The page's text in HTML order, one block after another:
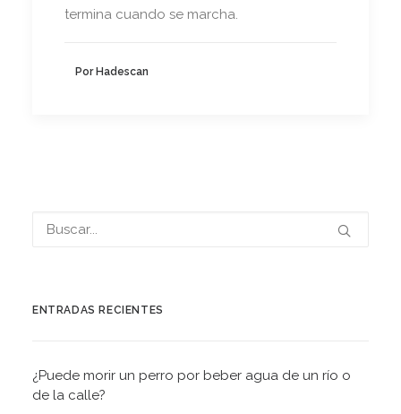
termina cuando se marcha.
Por Hadescan
ENTRADAS RECIENTES
¿Puede morir un perro por beber agua de un río o
de la calle?